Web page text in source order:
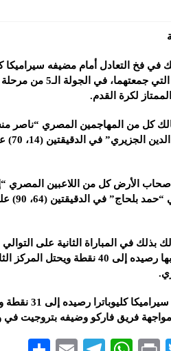
فخ التعادل أمام مضيفه سيراميكا
(2-2) في المباراة التي جمعتهما، في
لكرة القدم.
كل من المهاجمين المصري “ناصر
والتونسي “سيف الدين
الأرض كل من اللاعبين المصري
عيسى”، والمغربي “حمد بلحاج” في
بذلك في المباراة الثانية على
بنقطة واحدة رفع بها رصيده إلى 40 نقطة ويحتل
في حين رفع
مواجهة فريق فاركو وضيفه بتروجيت